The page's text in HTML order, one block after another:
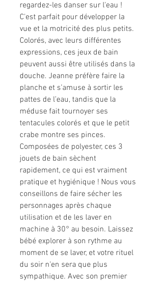
regardez-les danser sur l'eau !
C'est parfait pour développer la
vue et la motricité des plus petits.
Colorés, avec leurs différentes
expressions, ces jeux de bain
peuvent aussi être utilisés dans la
douche. Jeanne préfère faire la
planche et s’amuse à sortir les
pattes de l’eau, tandis que la
méduse fait tournoyer ses
tentacules colorés et que le petit
crabe montre ses pinces.
Composées de polyester, ces 3
jouets de bain sèchent
rapidement, ce qui est vraiment
pratique et hygiénique ! Nous vous
conseillons de faire sécher les
personnages après chaque
utilisation et de les laver en
machine à 30° au besoin. Laissez
bébé explorer à son rythme au
moment de se laver, et votre rituel
du soir n'en sera que plus
sympathique. Avec son premier